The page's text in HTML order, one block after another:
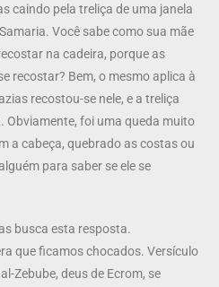
caindo pela treliça de uma janela
Você sabe como sua mãe
na cadeira, porque as
recostar? Bem, o mesmo aplica à
recostou-se nele, e a treliça
Obviamente, foi uma queda muito
a cabeça, quebrado as costas ou
para saber se ele se
busca esta resposta.
que ficamos chocados. Versículo
Zebube, deus de Ecrom, se